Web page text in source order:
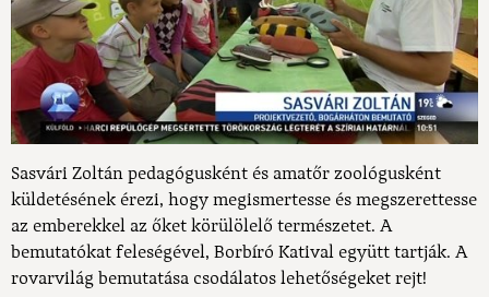
Sasvári Zoltán pedagógusként és amatőr zoológusként
küldetésének érezi, hogy megismertesse és megszerettesse
az emberekkel az őket körülölelő természetet. A
bemutatókat feleségével, Borbíró Katival együtt tartják. A
rovarvilág bemutatása csodálatos lehetőségeket rejt!